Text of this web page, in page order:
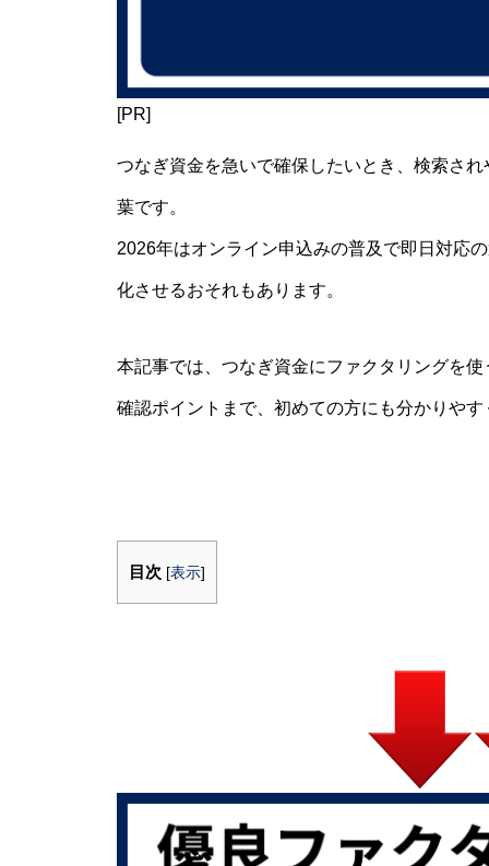
[PR]
つなぎ資金を急いで確保したいとき、検索さ
葉です。
2026年はオンライン申込みの普及で即日対応
化させるおそれもあります。
本記事では、つなぎ資金にファクタリングを
確認ポイントまで、初めての方にも分かりや
目次 [表示]